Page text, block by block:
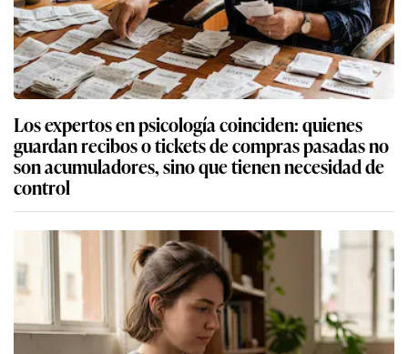
Los expertos en psicología coinciden: quienes
guardan recibos o tickets de compras pasadas no
son acumuladores, sino que tienen necesidad de
control